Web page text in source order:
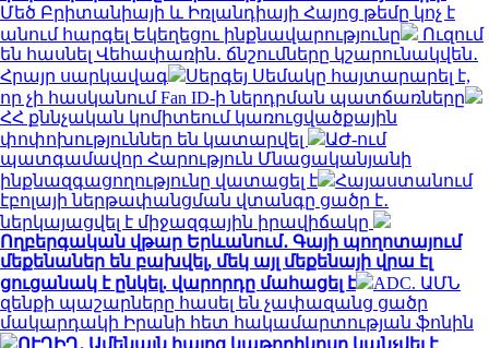
Մեծ Բրիտանիայի և Իռլանդիայի Հայոց թեմը կոչ է
անում հարգել Եկեղեցու ինքնավարությունը
Ուզում
են հասնել Վեհափառին․ ճնշումները կշարունակվեն․
Հրայր սարկավագ
Սերգեյ Սեմակը հայտարարել է,
որ չի հասկանում Fan ID-ի ներդրման պատճառները
ՀՀ քննչական կոմիտեում կառուցվածքային
փոփոխություններ են կատարվել
ԱԺ-ում
պատգամավոր Հարություն Մնացականյանի
ինքնազգացողությունը վատացել է
Հայաստանում
էբոլայի ներթափանցման վտանգը ցածր է․
ներկայացվել է միջազգային իրավիճակը
Ողբերգական վթար Երևանում․ Գայի պողոտայում
մեքենաներ են բախվել, մեկ այլ մեքենայի վրա էլ
ցուցանակ է ընկել. վարորդը մահացել է
ADC. ԱՄՆ
զենքի պաշարները հասել են չափազանց ցածր
մակարդակի Իրանի հետ հակամարտության ֆոնին
ՈՒՂԻՂ․ Ամենայն հայոց կաթողիկոսը կանչվել է